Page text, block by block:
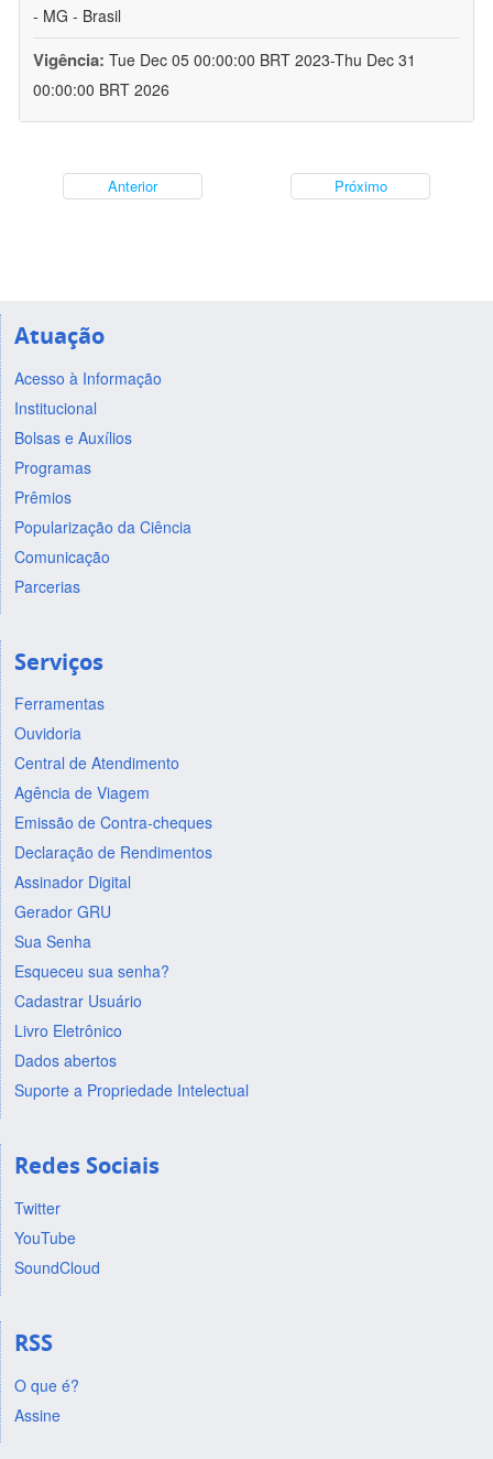
- MG - Brasil
Vigência: Tue Dec 05 00:00:00 BRT 2023-Thu Dec 31
00:00:00 BRT 2026
Anterior Próximo
Atuação
Acesso à Informação
Institucional
Bolsas e Auxílios
Programas
Prêmios
Popularização da Ciência
Comunicação
Parcerias
Serviços
Ferramentas
Ouvidoria
Central de Atendimento
Agência de Viagem
Emissão de Contra-cheques
Declaração de Rendimentos
Assinador Digital
Gerador GRU
Sua Senha
Esqueceu sua senha?
Cadastrar Usuário
Livro Eletrônico
Dados abertos
Suporte a Propriedade Intelectual
Redes Sociais
Twitter
YouTube
SoundCloud
RSS
O que é?
Assine